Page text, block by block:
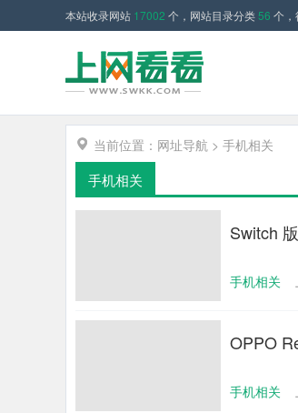
本站收录网站 17002 个，网站目录分类56 个，
当前位置： 网址导航 > 手机相关
手机相关
Switch
手机相关
OPPO
手机相关